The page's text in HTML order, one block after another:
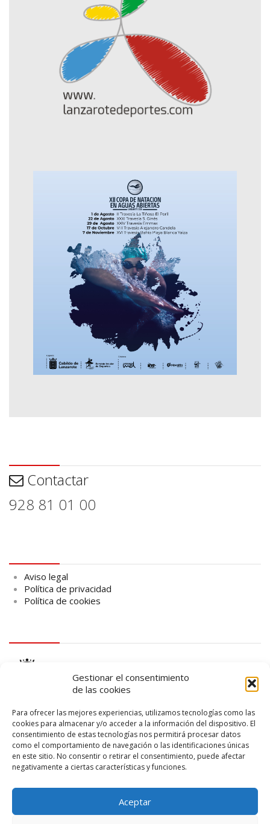
Gestionar el consentimiento
de las cookies
Para ofrecer las mejores experiencias, utilizamos tecnologías como las
cookies para almacenar y/o acceder a la información del dispositivo. El
consentimiento de estas tecnologías nos permitirá procesar datos
como el comportamiento de navegación o las identificaciones únicas
en este sitio. No consentir o retirar el consentimiento, puede afectar
negativamente a ciertas características y funciones.
Aceptar
Contactar
928 81 01 00
Aviso legal
Política de privacidad
Política de cookies
logo SID